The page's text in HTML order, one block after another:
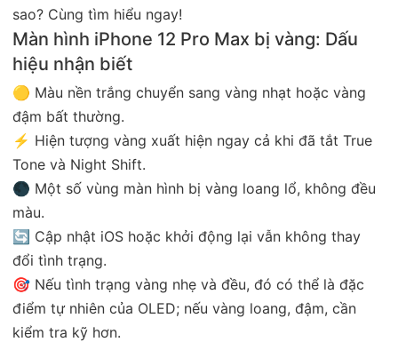
sao? Cùng tìm hiểu ngay!
Màn hình iPhone 12 Pro Max bị vàng: Dấu
hiệu nhận biết
🟡 Màu nền trắng chuyển sang vàng nhạt hoặc vàng
đậm bất thường.
⚡ Hiện tượng vàng xuất hiện ngay cả khi đã tắt True
Tone và Night Shift.
🌑 Một số vùng màn hình bị vàng loang lổ, không đều
màu.
🔄 Cập nhật iOS hoặc khởi động lại vẫn không thay
đổi tình trạng.
🎯 Nếu tình trạng vàng nhẹ và đều, đó có thể là đặc
điểm tự nhiên của OLED; nếu vàng loang, đậm, cần
kiểm tra kỹ hơn.